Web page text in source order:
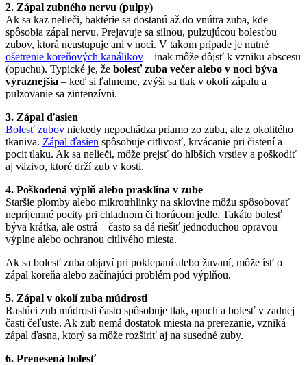
2. Zápal zubného nervu (pulpy)
Ak sa kaz nelieči, baktérie sa dostanú až do vnútra zuba, kde
spôsobia zápal nervu. Prejavuje sa silnou, pulzujúcou bolesťou
zubov, ktorá neustupuje ani v noci. V takom prípade je nutné
ošetrenie koreňových kanálikov – inak môže dôjsť k vzniku abscesu
(opuchu). Typické je, že bolesť zuba večer alebo v noci býva
výraznejšia – keď si ľahneme, zvýši sa tlak v okolí zápalu a
pulzovanie sa zintenzívni.
3. Zápal ďasien
Bolesť zubov niekedy nepochádza priamo zo zuba, ale z okolitého
tkaniva. Zápal ďasien spôsobuje citlivosť, krvácanie pri čistení a
pocit tlaku. Ak sa nelieči, môže prejsť do hlbších vrstiev a poškodiť
aj väzivo, ktoré drží zub v kosti.
4. Poškodená výplň alebo prasklina v zube
Staršie plomby alebo mikrotrhlinky na sklovine môžu spôsobovať
nepríjemné pocity pri chladnom či horúcom jedle. Takáto bolesť
býva krátka, ale ostrá – často sa dá riešiť jednoduchou opravou
výplne alebo ochranou citlivého miesta.
Ak sa bolesť zuba objaví pri poklepaní alebo žuvaní, môže ísť o
zápal koreňa alebo začínajúci problém pod výplňou.
5. Zápal v okolí zuba múdrosti
Rastúci zub múdrosti často spôsobuje tlak, opuch a bolesť v zadnej
časti čeľuste. Ak zub nemá dostatok miesta na prerezanie, vzniká
zápal ďasna, ktorý sa môže rozšíriť aj na susedné zuby.
6. Prenesená bolesť